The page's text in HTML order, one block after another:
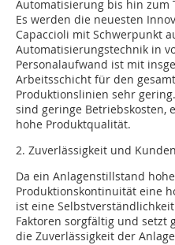
Automatisierung bis hin zum
Es werden die neuesten
Capaccioli mit Schwerpunkt
Automatisierungstechnik in
Personalaufwand ist mit
Arbeitsschicht für den
Produktionslinien sehr
sind geringe Betriebskosten,
hohe Produktqualität.
2. Zuverlässigkeit und
Da ein Anlagenstillstand
Produktionskontinuität eine
ist eine
Faktoren sorgfältig und setzt
die Zuverlässigkeit der